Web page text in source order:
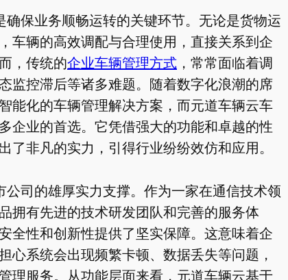
确保业务顺畅运转的关键环节。无论是货物运
车辆的高效调配与合理使用，直接关系到企
，传统的企业车辆管理方式 ，常常面临着调
监控滞后等诸多难题。随着数字化浪潮的席
能化的车辆管理解决方案，而元道车辆云车
企业的首选。它凭借强大的功能和卓越的性
了非凡的实力，引得行业纷纷效仿和应用。
公司的雄厚实力支撑。作为一家在通信技术领
拥有先进的技术研发团队和完善的服务体
全性和创新性提供了坚实保障。这意味着企
心系统会出现频繁卡顿、数据丢失等问题，
理服务。从功能层面来看，元道车辆云基于